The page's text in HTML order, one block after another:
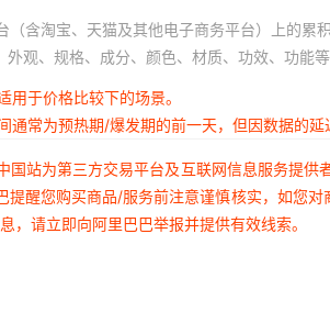
（含淘宝、天猫及其他电子商务平台）上的累
外观、规格、成分、颜色、材质、功效、功能
用于价格比较下的场景。
通常为预热期/爆发期的前一天，但因数据的
国站为第三方交易平台及互联网信息服务提
提醒您购买商品/服务前注意谨慎核实，如您
，请立即向阿里巴巴举报并提供有效线索。